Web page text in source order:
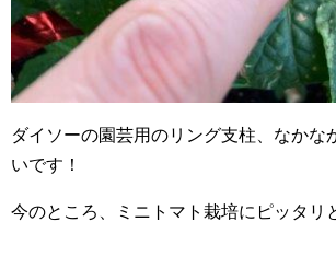
ダイソーの園芸用のリング支柱、なかな
いです！
今のところ、ミニトマト栽培にピッタリ